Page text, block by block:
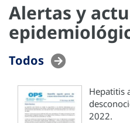
Alertas y
Todos
Hepatitis
2022.